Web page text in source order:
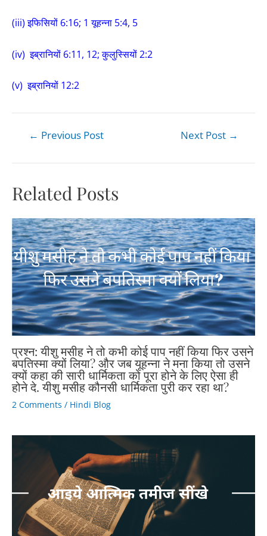
(iii) इफिसियों 6:16; 1 यूहन्ना 5:4, 5
(iv) इब्रानियों 6:11, 12; कुलुस्सियों 2:2
(v) इब्रानियों 12:2
← Previous Post Next Post →
Related Posts
प्रश्न: यीशु मसीह ने तो कभी कोई पाप नहीं किया फिर उसने
बपतिस्मा क्यों लिया? और जब यूहन्ना ने मना किया तो उसने
क्यों कहा की सारी धार्मिकता को पूरा होने के लिए ऐसा ही
होने दे. यीशु मसीह कौनसी धार्मिकता पुरी कर रहा था?
2 Comments / Hindi Blog